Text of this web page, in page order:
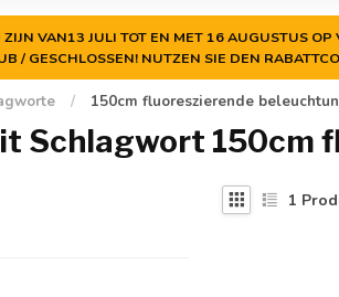
VAN13 JULI TOT EN MET 16 AUGUSTUS
/ GESCHLOSSEN! NUTZEN SIE DEN
/ 150cm fluoreszierende
Schlagwort 150cm
1